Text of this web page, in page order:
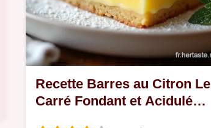
Recette Barres au Citron Le
Carré Fondant et Acidulé